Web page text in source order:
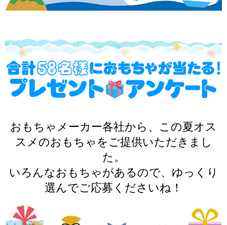
おもちゃメーカー各社から、この夏オス
スメのおもちゃをご提供いただきまし
た。
いろんなおもちゃがあるので、ゆっくり
選んでご応募くださいね！